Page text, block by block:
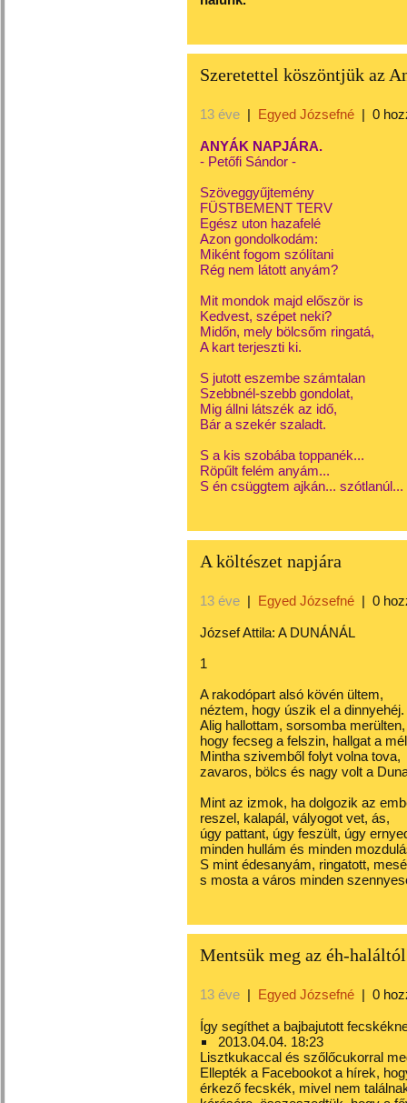
Szeretettel köszöntjük az
13 éve | Egyed Józsefné | 0
ANYÁK NAPJÁRA.
- Petőfi Sándor -
Szöveggyűjtemény
FÜSTBEMENT TERV
Egész uton hazafelé
Azon gondolkodám:
Miként fogom szólítani
Rég nem látott anyám?
Mit mondok majd először is
Kedvest, szépet neki?
Midőn, mely bölcsőm ringatá,
A kart terjeszti ki.
S jutott eszembe számtalan
Szebbnél-szebb gondolat,
Mig állni látszék az idő,
Bár a szekér szaladt.
S a kis szobába toppanék...
Röpűlt felém anyám...
S én csüggtem ajkán... szótlanúl...
A költészet napjára
13 éve | Egyed Józsefné | 0
József Attila: A DUNÁNÁL
1
A rakodópart alsó kövén ültem,
néztem, hogy úszik el a dinnyehéj.
Alig hallottam, sorsomba merülten,
hogy fecseg a felszin, hallgat a
Mintha szivemből folyt volna tova,
zavaros, bölcs és nagy volt a
Mint az izmok, ha dolgozik az
reszel, kalapál, vályogot vet, ás,
úgy pattant, úgy feszült, úgy
minden hullám és minden
S mint édesanyám, ringatott,
s mosta a város minden
Mentsük meg az éh-
13 éve | Egyed Józsefné | 0
Így segíthet a bajbajutott
2013.04.04. 18:23
Lisztkukaccal és szőlőcukorral
Ellepték a Facebookot a hírek,
érkező fecskék, mivel nem